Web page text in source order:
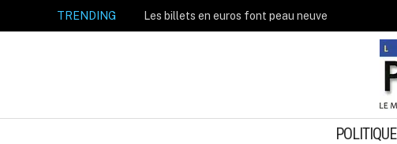
TRENDING Les billets en euros font peau neuve
POLITIQUE